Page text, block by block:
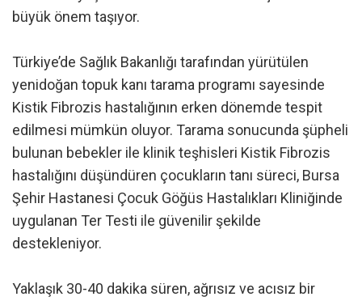
büyük önem taşıyor.
Türkiye’de Sağlık Bakanlığı tarafından yürütülen
yenidoğan topuk kanı tarama programı sayesinde
Kistik Fibrozis hastalığının erken dönemde tespit
edilmesi mümkün oluyor. Tarama sonucunda şüpheli
bulunan bebekler ile klinik teşhisleri Kistik Fibrozis
hastalığını düşündüren çocukların tanı süreci, Bursa
Şehir Hastanesi Çocuk Göğüs Hastalıkları Kliniğinde
uygulanan Ter Testi ile güvenilir şekilde
destekleniyor.
Yaklaşık 30-40 dakika süren, ağrısız ve acısız bir